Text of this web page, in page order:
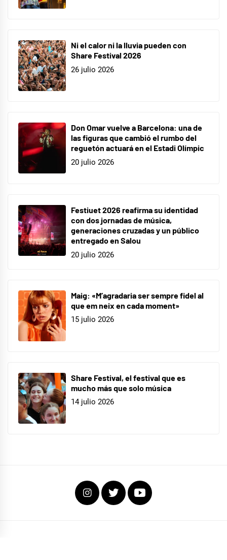
Ni el calor ni la lluvia pueden con
Share Festival 2026
26 julio 2026
Don Omar vuelve a Barcelona: una de
las figuras que cambió el rumbo del
reguetón actuará en el Estadi Olímpic
20 julio 2026
Festiuet 2026 reafirma su identidad
con dos jornadas de música,
generaciones cruzadas y un público
entregado en Salou
20 julio 2026
Maig: «M’agradaria ser sempre fidel al
que em neix en cada moment»
15 julio 2026
Share Festival, el festival que es
mucho más que solo música
14 julio 2026
InstagramTwitterYoutube